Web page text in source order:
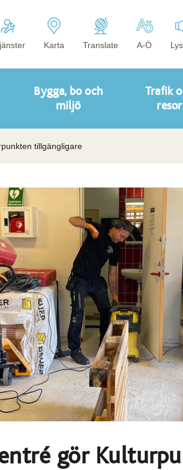
Karta Translate A-Ö
Bygga, bo och
miljö
Trafik
resor
tillgängligare
gör